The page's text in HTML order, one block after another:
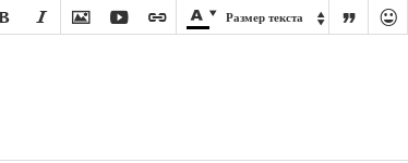
      Размер текста   